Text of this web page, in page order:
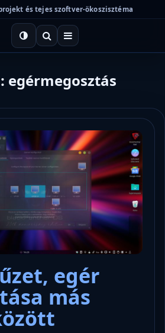
és tejes szoftver-ökoszisztéma
egérmegosztás
egér
más